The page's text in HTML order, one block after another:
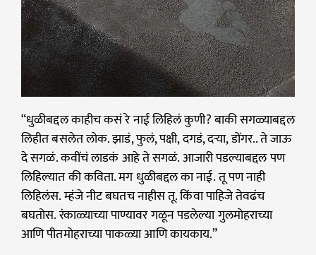
“धुळीबद्दल काहीच कसं रे नाई लिहिलं कुणी? बाकी सगळ्याबद्दल
लिहीत बसलेत लोक. झाडं, फुलं, पक्षी, दगडं, दऱ्या, डोंगर.. ते जाऊ
दे सगळं. कवींचं लाडकं आहे ते सगळं. आजारी पडल्याबद्दल पण
लिहिल्यात की कविता. मग धुळीबद्दल का नाई. तू पण नाही
लिहिलंस. म्हंजे नीट बघतच नाहीस तू. किंवा पाहिजे तेवढंच
बघतोस. रंकाळ्याच्या पाण्यावर गळून पडलेल्या गुलमोहराच्या
आणि पीतमोहराच्या पाकळ्या आणि कायकाय.”